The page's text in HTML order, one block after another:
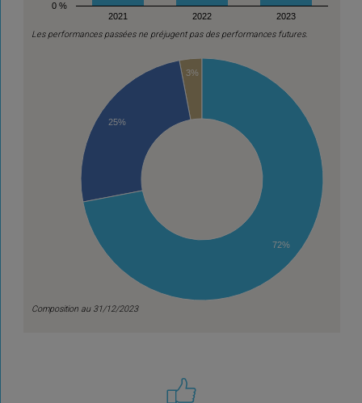
2021 2022 2023
0 %
Les performances passées ne préjugent pas des performances futures.
3%
25%
72%
Composition au 31/12/2023